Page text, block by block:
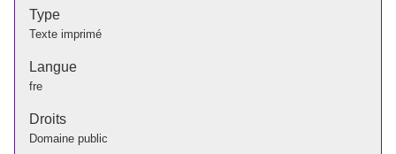
Type
Texte imprimé
Langue
fre
Droits
Domaine public